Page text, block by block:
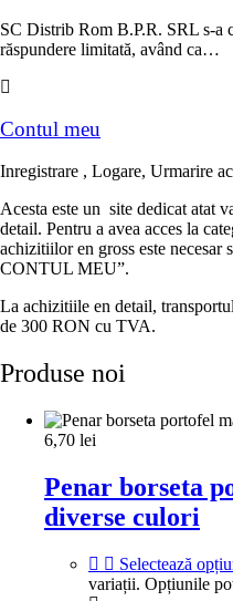
SC Distrib Rom B.P.R. SRL s-a
răspundere limitată, având ca…
Contul meu
Inregistrare , Logare, Urmarire
Acesta este un site dedicat atat
detail. Pentru a avea acces la
achizitiilor en gross este necesar
CONTUL MEU”.
La achizitiile en detail,
de 300 RON cu TVA.
Produse noi
6,70 lei
Penar borseta
diverse culori
Selectează
variații. Opțiunile